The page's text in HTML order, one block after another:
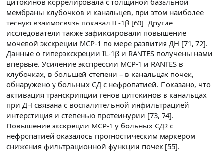
цитокинов коррелировала с толщиной базальной
мембраны клубочков и канальцев, при этом наиболее
тесную взаимосвязь показал IL-1β [60]. Другие
исследователи также зафиксировали повышение
мочевой экскреции МСР-1 по мере развития ДН [71, 72].
Данные о гиперэкскреции IL-1β и RANTES получены нами
впервые. Усиление экспрессии MCP-1 и RANTES в
клубочках, в большей степени – в канальцах почек,
обнаружено у больных СД с нефропатией. Показано, что
активация транскрипции генов цитокинов в канальцах
при ДН связана с воспалительной инфильтрацией
интерстиция и степенью протеинурии [73, 74].
Повышение экскреции МСР-1 у больных СД2 с
нефропатией оказалось прогностическим маркером
снижения фильтрационной функции почек [55].